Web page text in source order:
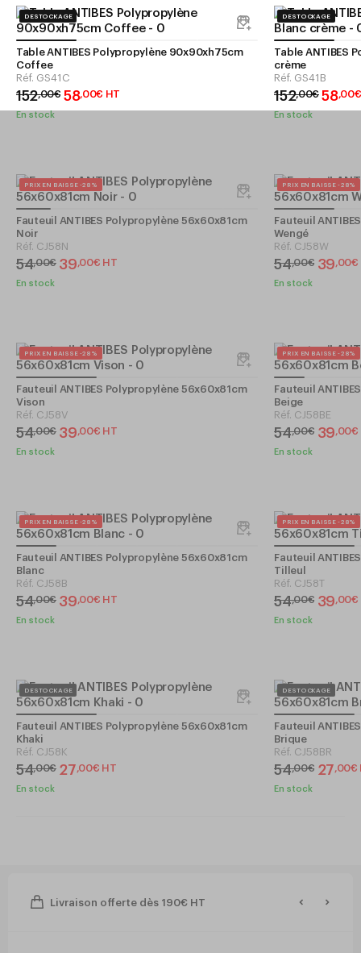
DESTOCKAGE
Table ANTIBES Polypropylène 90x90xh75cm
Coffee
Réf. GS41C
152,00€ 58,00€ HT
En stock
DESTOCKAGE
Table ANTIBES
crème
Réf. GS41B
152,00€ 58,00€
En stock
PRIX EN BAISSE -28%
Fauteuil ANTIBES Polypropylène 56x60x81cm
Noir
Réf. CJ58N
54,00€ 39,00€ HT
En stock
PRIX EN BAISSE -28%
Fauteuil
Wengé
Réf. CJ58W
54,00€ 39,00€
En stock
PRIX EN BAISSE -28%
Fauteuil ANTIBES Polypropylène 56x60x81cm
Vison
Réf. CJ58V
54,00€ 39,00€ HT
En stock
PRIX EN BAISSE -28%
Fauteuil
Beige
Réf. CJ58BE
54,00€ 39,00€
En stock
PRIX EN BAISSE -28%
Fauteuil ANTIBES Polypropylène 56x60x81cm
Blanc
Réf. CJ58B
54,00€ 39,00€ HT
En stock
PRIX EN BAISSE -28%
Fauteuil
Tilleul
Réf. CJ58T
54,00€ 39,00€
En stock
DESTOCKAGE
Fauteuil ANTIBES Polypropylène 56x60x81cm
Khaki
Réf. CJ58K
54,00€ 27,00€ HT
En stock
DESTOCKAGE
Fauteuil
Brique
Réf. CJ58BR
54,00€ 27,00€
En stock
Livraison offerte dès 190€ HT